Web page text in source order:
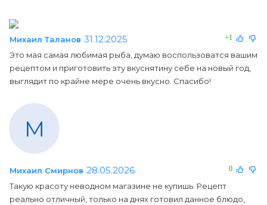
+1
Михаил Таланов 31.12.2025
Это мая самая любимая рыба, думаю воспользоватся вашим
рецептом и приготовить эту вкуснятину себе на новый год,
выглядит по крайне мере очень вкусно. Спасибо!
М
0
Михаил Смирнов 28.05.2026
Такую красоту неводном магазине не купишь. Рецепт
реально отличный, только на днях готовил данное блюдо,